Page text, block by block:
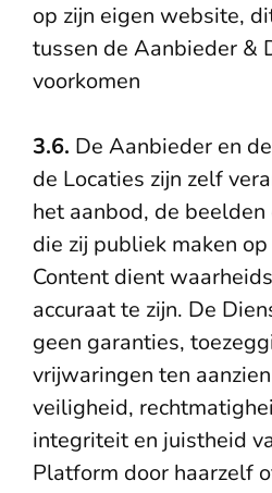
op zijn eigen website,
tussen de Aanbieder &
voorkomen
3.6. De Aanbieder en
de Locaties zijn zelf
het aanbod, de
die zij publiek maken
Content dient
accuraat te zijn. De
geen garanties,
vrijwaringen ten
veiligheid,
integriteit en juistheid
Platform door haarzelf